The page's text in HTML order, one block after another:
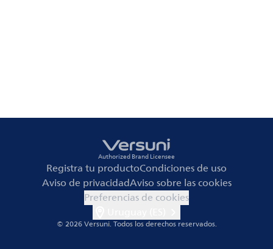
Authorized Brand Licensee
Registra tu productoCondiciones de uso
Aviso de privacidadAviso sobre las cookies
Preferencias de cookies
© 2026 Versuni.Todos los derechos reservados.